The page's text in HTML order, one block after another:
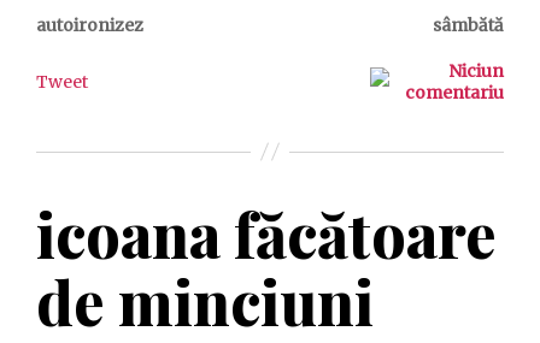
autoironizez sâmbătă
Tweet
Niciun
comentariu
icoana făcătoare
de minciuni